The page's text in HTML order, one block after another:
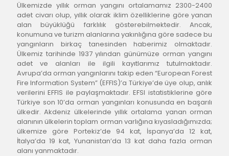
Ülkemizde yıllık orman yangını ortalamamız 2300-2400
adet civarı olup, yıllık olarak iklim özelliklerine göre yanan
alan büyüklüğü farklılık gösterebilmektedir. Ancak,
konumuna ve turizm alanlarına yakınlığına göre sadece bu
yangınların birkaç tanesinden haberimiz olmaktadır.
Ülkemiz tarihinde 1937 yılından günümüze orman yangını
adet ve alanları ile ilgili kayıtlarımız tutulmaktadır.
Avrupa’da orman yangınlarını takip eden “European Forest
Fire Information System” (EFFIS)’a Türkiye’de üye olup, anlık
verilerini EFFIS ile paylaşmaktadır. EFSI istatistiklerine göre
Türkiye son 10’da orman yangınları konusunda en başarılı
ülkedir. Akdeniz ülkelerinde yıllık ortalama yanan orman
alanının ülkelerin toplam orman varlığına kıyasladığımızda;
ülkemize göre Portekiz’de 94 kat, İspanya’da 12 kat,
İtalya’da 19 kat, Yunanistan’da 13 kat daha fazla orman
alanı yanmaktadır.